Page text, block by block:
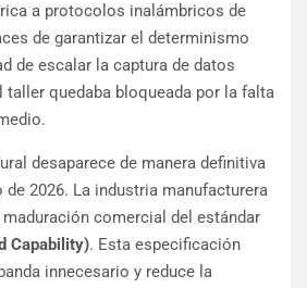
a protocolos inalámbricos de
de garantizar el determinismo
de escalar la captura de datos
taller quedaba bloqueada por la falta
desaparece de manera definitiva
2026. La industria manufacturera
comercial del estándar
Capability). Esta especificación
innecesario y reduce la